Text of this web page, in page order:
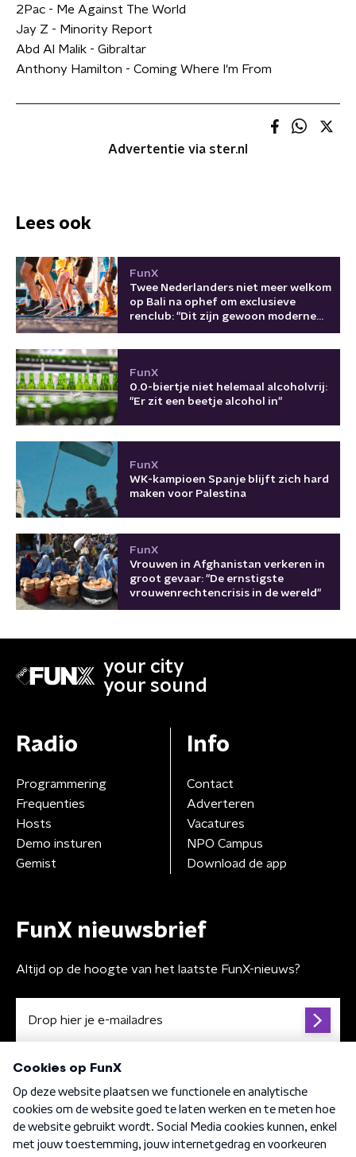
2Pac - Me Against The World
Jay Z - Minority Report
Abd Al Malik - Gibraltar
Anthony Hamilton - Coming Where I'm From
Advertentie via ster.nl
Lees ook
FunX
Twee Nederlanders niet meer welkom
op Bali na ophef om exclusieve
renclub: "Dit zijn gewoon moderne
FunX
0.0-biertje niet helemaal alcoholvrij:
"Er zit een beetje alcohol in"
FunX
WK-kampioen Spanje blijft zich hard
maken voor Palestina
FunX
Vrouwen in Afghanistan verkeren in
groot gevaar: "De ernstigste
vrouwenrechtencrisis in de wereld"
your city
your sound
Radio
Programmering
Frequenties
Hosts
Demo insturen
Gemist
Info
Contact
Adverteren
Vacatures
NPO Campus
Download de app
FunX nieuwsbrief
Altijd op de hoogte van het laatste FunX-nieuws?
Algemene voorwaarden Privacybeleid